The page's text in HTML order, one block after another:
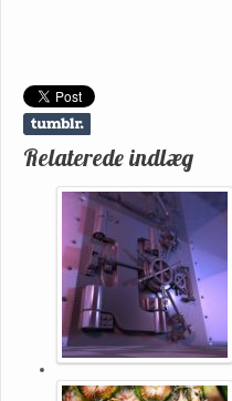
Relaterede indlæg